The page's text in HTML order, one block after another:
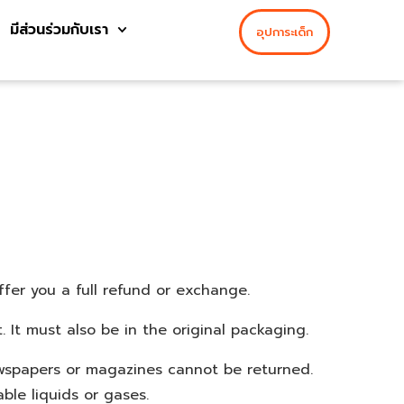
มีส่วนร่วมกับเรา อุปการะเด็ก
you a full refund or exchange.
must also be in the original packaging.
or magazines cannot be returned.
liquids or gases.